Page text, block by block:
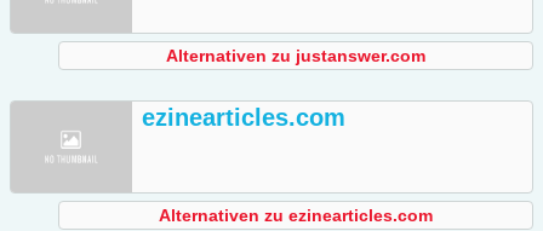
Alternativen zu justanswer.com
ezinearticles.com
Alternativen zu ezinearticles.com